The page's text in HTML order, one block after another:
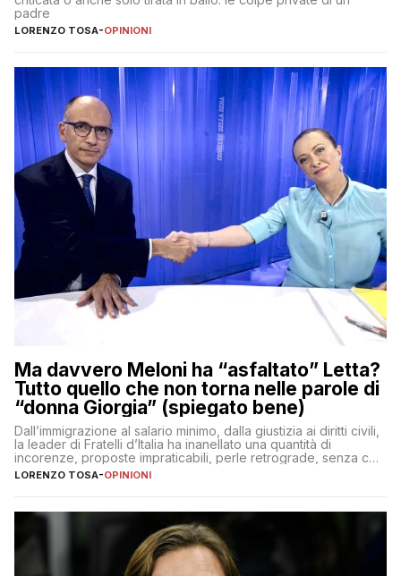
padre
LORENZO TOSA-OPINIONI
Ma davvero Meloni ha “asfaltato” Letta?
Tutto quello che non torna nelle parole di
“donna Giorgia” (spiegato bene)
Dall’immigrazione al salario minimo, dalla giustizia ai diritti civili,
la leader di Fratelli d’Italia ha inanellato una quantità di
incorenze, proposte impraticabili, perle retrograde, senza che
nessuno – a destra come a sinistra – glielo abbia fatto notare
LORENZO TOSA-OPINIONI